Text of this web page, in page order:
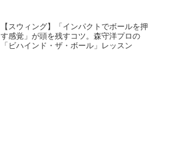
【スウィング】「インパクトでボールを押
す感覚」が頭を残すコツ。森守洋プロの
「ビハインド・ザ・ボール」レッスン